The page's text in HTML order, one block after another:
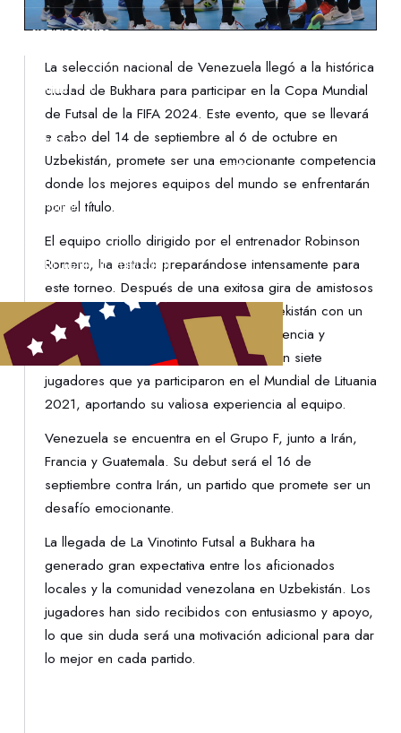
NOTIFICACIONES
NORMATIVAS
CONTACTO
DENUNCIAS
PROTECCIÓN DE LA INFANCIA
La selección nacional de Venezuela llegó a la histórica
ciudad de Bukhara para participar en la Copa Mundial
de Futsal de la FIFA 2024. Este evento, que se llevará
a cabo del 14 de septiembre al 6 de octubre en
Uzbekistán, promete ser una emocionante competencia
donde los mejores equipos del mundo se enfrentarán
por el título.
El equipo criollo dirigido por el entrenador Robinson
Romero, ha estado preparándose intensamente para
este torneo. Después de una exitosa gira de amistosos
en Marruecos, La Vinotinto llegó a Uzbekistán con un
equipo equilibrado que combina experiencia y
juventud. Entre los convocados destacan siete
jugadores que ya participaron en el Mundial de Lituania
2021, aportando su valiosa experiencia al equipo.
Venezuela se encuentra en el Grupo F, junto a Irán,
Francia y Guatemala. Su debut será el 16 de
septiembre contra Irán, un partido que promete ser un
desafío emocionante.
La llegada de La Vinotinto Futsal a Bukhara ha
generado gran expectativa entre los aficionados
locales y la comunidad venezolana en Uzbekistán. Los
jugadores han sido recibidos con entusiasmo y apoyo,
lo que sin duda será una motivación adicional para dar
lo mejor en cada partido.